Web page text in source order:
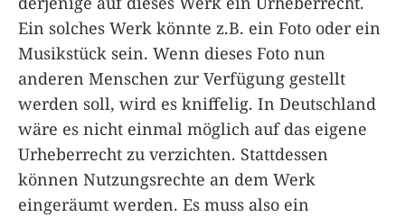
Ein solches Werk könnte z.B. ein Foto oder ein
Musikstück sein. Wenn dieses Foto nun
anderen Menschen zur Verfügung gestellt
werden soll, wird es kniffelig. In Deutschland
wäre es nicht einmal möglich auf das eigene
Urheberrecht zu verzichten. Stattdessen
können Nutzungsrechte an dem Werk
eingeräumt werden. Es muss also ein